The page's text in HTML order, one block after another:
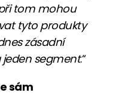
tom mohou
tyto produkty
zásadní
segment.“
sám